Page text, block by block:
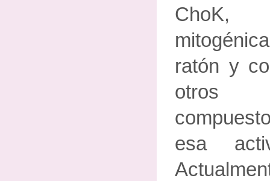
ChoK,
ratón y
otros
esa